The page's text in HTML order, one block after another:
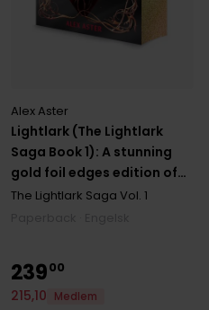
Lightlark (The Lightlark
Saga Book 1): A stunning
gold foil edges edition of
the first book in the #1
Alex Aster
The Lightlark Saga Vol. 1
23900
215,10
Medlem